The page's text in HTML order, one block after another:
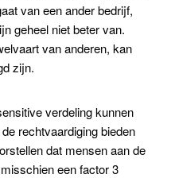
van een ander bedrijf,
geheel niet beter van.
van anderen, kan
zijn.
verdeling kunnen
rechtvaardiging bieden
dat mensen aan de
een factor 3